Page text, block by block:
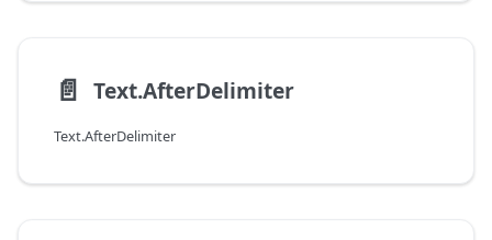
📄️ Text.AfterDelimiter
Text.AfterDelimiter